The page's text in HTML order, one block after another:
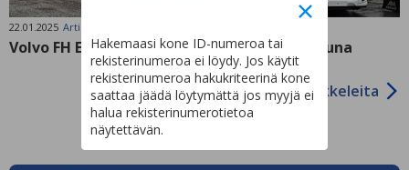
22.01.2025 Artikkelit ja koneuutiset
Volvo FH Electric Aero – Maanteiden sähköjuna
Lisää artikkeleita
Hakemaasi kone ID-numeroa tai
rekisterinumeroa ei löydy. Jos käytit
rekisterinumeroa hakukriteerinä kone
saattaa jäädä löytymättä jos myyjä ei
halua rekisterinumerotietoa
näytettävän.